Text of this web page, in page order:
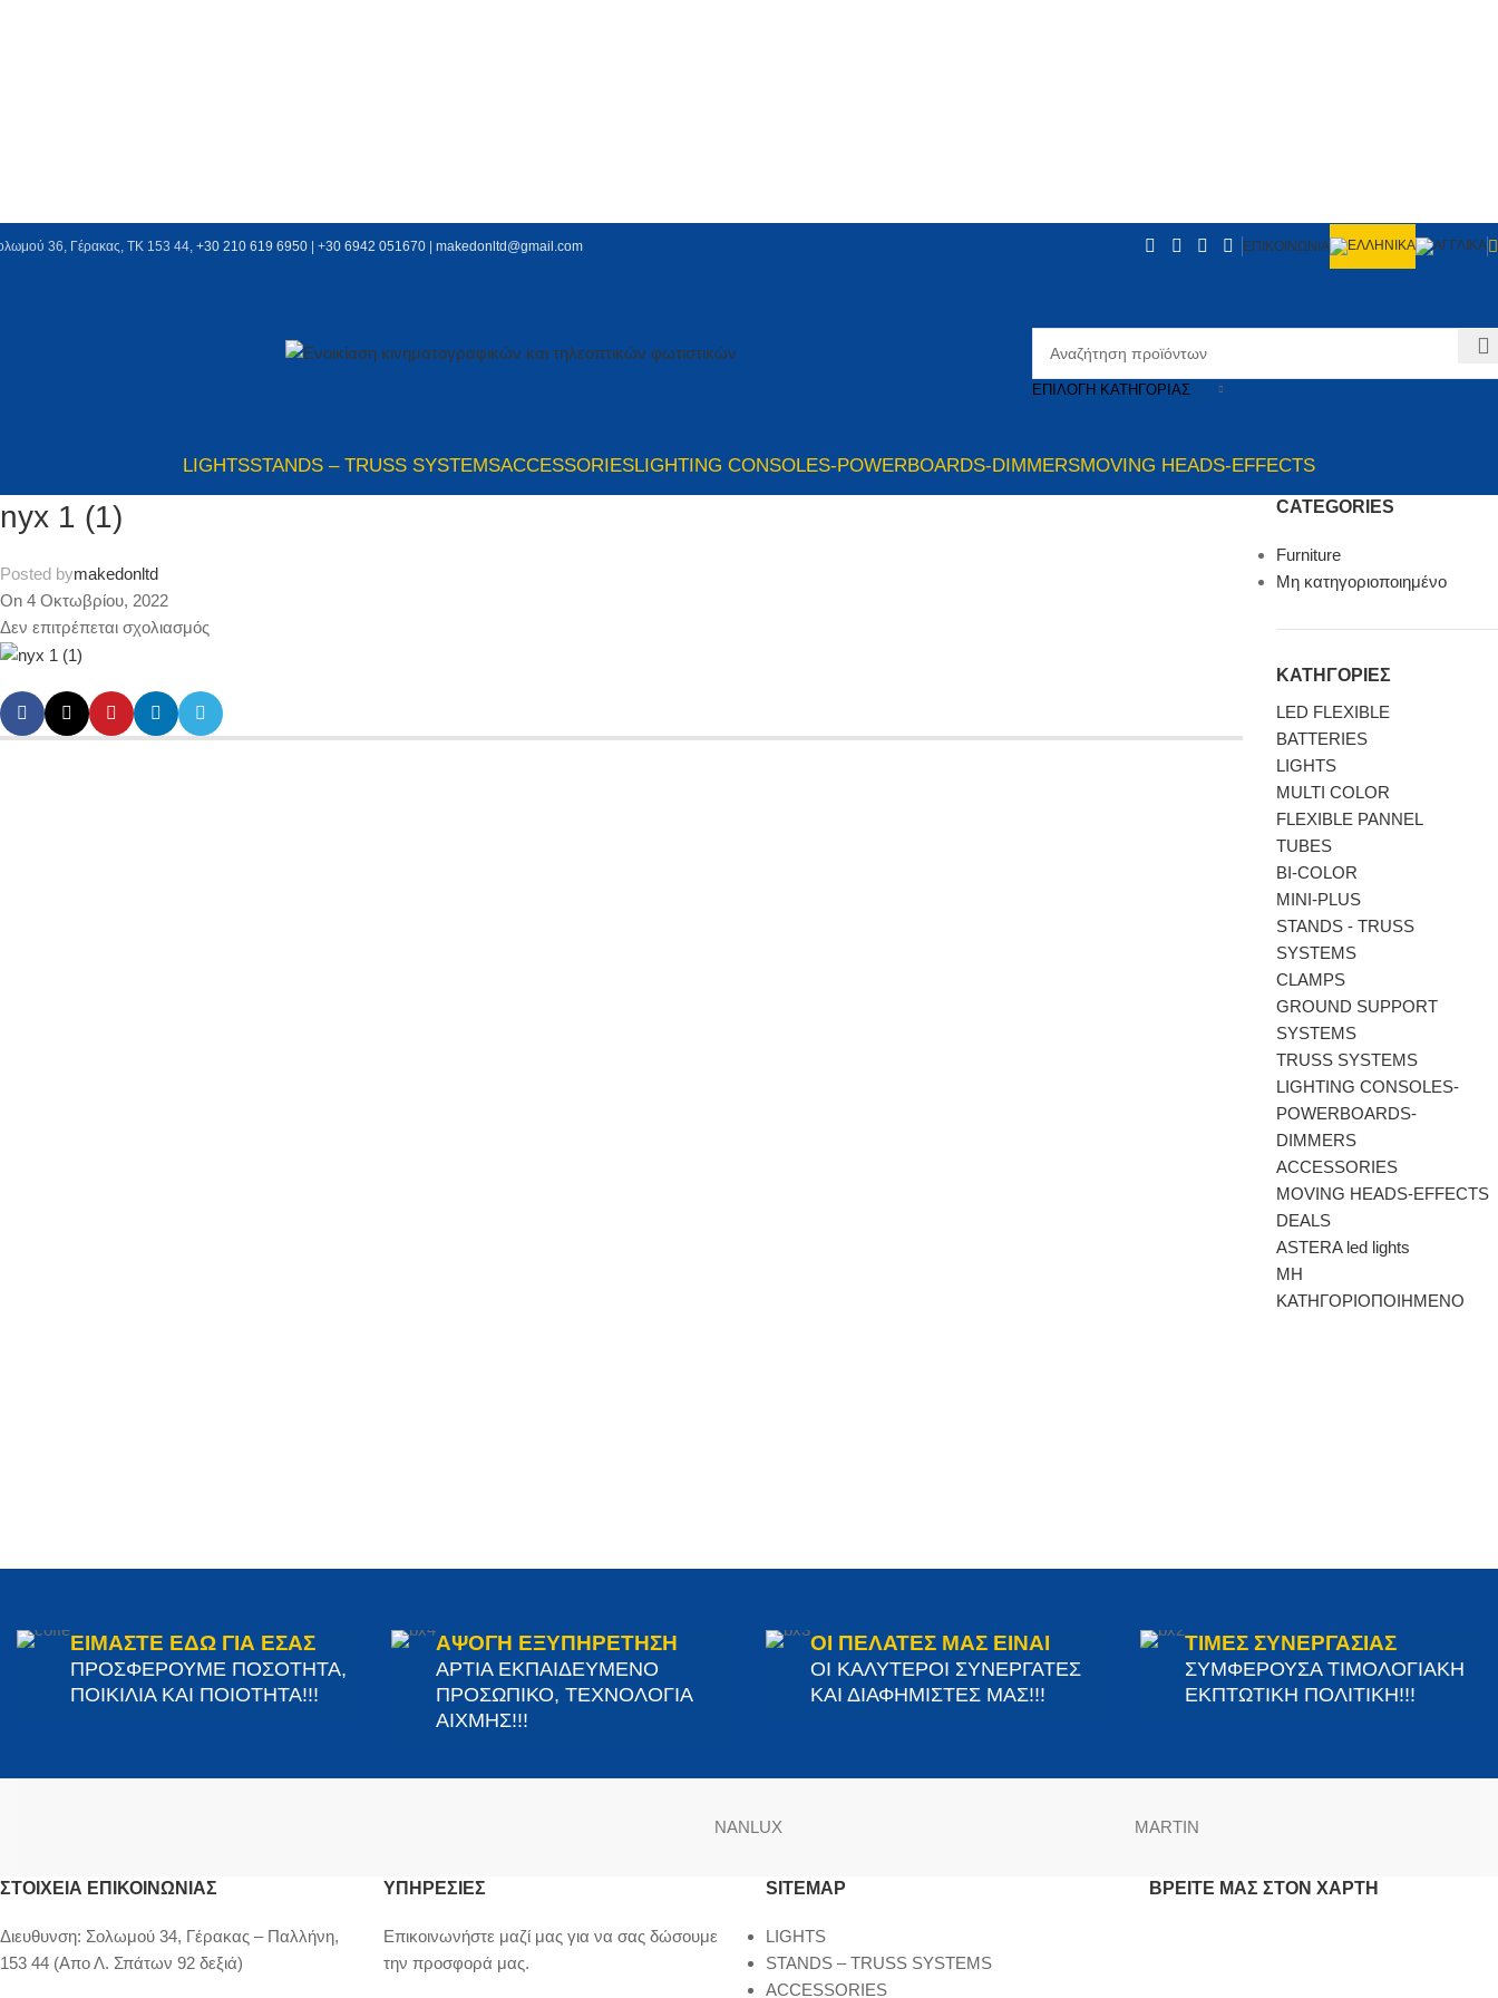
36, Γέρακας, ΤΚ 153 44, +30 210 619 6950 | +30 6942 051670 makedonltd@gmail.com ΕΠΙΚΟΙΝΩΝΙΑ
ΕΠΙΛΟΓΉ ΚΑΤΗΓΟΡΊΑΣ
LIGHTSSTANDS – TRUSS SYSTEMSACCESSORIESLIGHTING CONSOLES-POWERBOARDS-DIMMERSMOVING HEADS-EFFECTS
nyx 1 (1)
Posted bymakedonltd
On 4 Οκτωβρίου, 2022
Δεν επιτρέπεται σχολιασμός
CATEGORIES
Furniture
Μη κατηγοριοποιημένο
ΚΑΤΗΓΟΡΙΕΣ
LED FLEXIBLE
BATTERIES
LIGHTS
MULTI COLOR
FLEXIBLE PANNEL
TUBES
BI-COLΟR
MINI-PLUS
STANDS - TRUSS
SYSTEMS
CLAMPS
GROUND SUPPORT
SYSTEMS
TRUSS SYSTEMS
LIGHTING CONSOLES-
POWERBOARDS-
DIMMERS
ACCESSORIES
MOVING HEADS-EFFECTS
DEALS
ASTERA led lights
ΜΗ
ΚΑΤΗΓΟΡΙΟΠΟΙΗΜΕΝΟ
ΕΙΜΑΣΤΕ ΕΔΩ ΓΙΑ ΕΣΑΣ
ΠΡΟΣΦΕΡΟΥΜΕ ΠΟΣΟΤΗΤΑ,
ΠΟΙΚΙΛΙΑ ΚΑΙ ΠΟΙΟΤΗΤΑ!!!
ΑΨΟΓΗ ΕΞΥΠΗΡΕΤΗΣΗ
ΑΡΤΙΑ ΕΚΠΑΙΔΕΥΜΕΝΟ
ΠΡΟΣΩΠΙΚΟ, ΤΕΧΝΟΛΟΓΙΑ
ΑΙΧΜΗΣ!!!
ΟΙ ΠΕΛΑΤΕΣ ΜΑΣ ΕΙΝΑΙ
ΟΙ ΚΑΛΥΤΕΡΟΙ ΣΥΝΕΡΓΑΤΕΣ
ΚΑΙ ΔΙΑΦΗΜΙΣΤΕΣ ΜΑΣ!!!
ΤΙΜΕΣ ΣΥΝΕΡΓΑΣΙΑΣ
ΣΥΜΦΕΡΟΥΣΑ ΤΙΜΟΛΟΓΙΑΚΗ
ΕΚΠΤΩΤΙΚΗ ΠΟΛΙΤΙΚΗ!!!
NANLUX MARTIN
ΣΤΟΙΧΕΊΑ ΕΠΙΚΟΙΝΩΝΊΑΣ
Διευθυνση: Σολωμού 34, Γέρακας – Παλλήνη,
153 44 (Απο Λ. Σπάτων 92 δεξιά)
ΥΠΗΡΕΣΙΕΣ
Επικοινωνήστε μαζί μας για να σας δώσουμε
την προσφορά μας.
SITEMAP
LIGHTS
STANDS – TRUSS SYSTEMS
ACCESSORIES
ΒΡΕΊΤΕ ΜΑΣ ΣΤΟΝ ΧΆΡΤΗ